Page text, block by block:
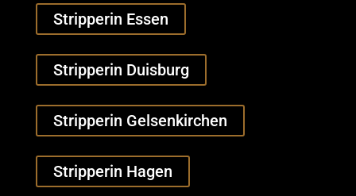
Stripperin Essen
Stripperin Duisburg
Stripperin Gelsenkirchen
Stripperin Hagen